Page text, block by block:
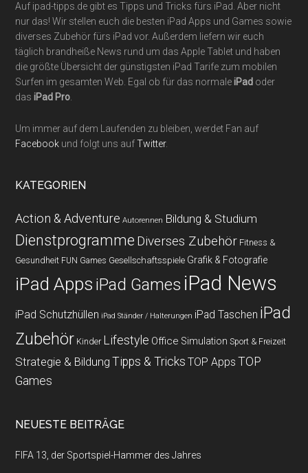
Auf ipad-tipps.de gibt es Tipps und Tricks fürs iPad. Aber nicht
nur das! Wir stellen euch die besten iPad Apps und Games sowie
diverses Zubehör fürs iPad vor. Außerdem liefern wir euch
täglich brandheiße News rund um das Apple Tablet und haben
die größte Übersicht der günstigsten iPad Tarife zum mobilen
Surfen im gesamten Web. Egal ob für das normaleiPad oder
dasiPad Pro
Um immer auf dem Laufenden zu bleiben, werdet Fan auf
Facebook und folgt uns aufTwitter.
KATEGORIEN
Action & Adventure Autorennen Bildung & Studium
Dienstprogramme Diverses Zubehör Fitness &
Gesundheit FUN Games Gesellschaftsspiele Grafik & Fotografie
iPad Apps iPad Games iPad News
iPad Schutzhüllen iPad Ständer / Halterungen iPad Taschen iPad
Zubehör Kinder Lifestyle Office Simulation Sport & Freizeit
Strategie & Bildung Tipps & Tricks TOP Apps TOP
Games
NEUESTE BEITRÄGE
FIFA 13, der Sportspiel-Hammer des Jahres